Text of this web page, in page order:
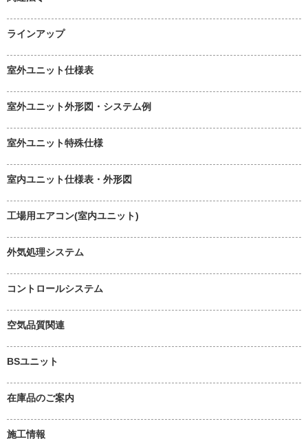
ラインアップ
室外ユニット仕様表
室外ユニット外形図・システム例
室外ユニット特殊仕様
室内ユニット仕様表・外形図
工場用エアコン(室内ユニット)
外気処理システム
コントロールシステム
空気品質関連
BSユニット
在庫品のご案内
施工情報